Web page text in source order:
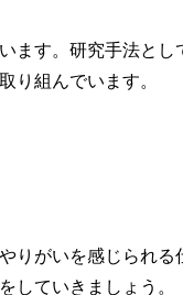
す。研究手法と
り組んでいます。
がいを感じられ
していきましょう。